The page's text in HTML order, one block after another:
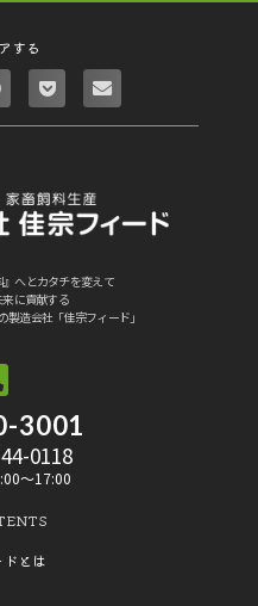
する
』へとカタチを変えて
来に貢献する
造会社「佳宗フィード」
3001
0118
〜17:00
とは